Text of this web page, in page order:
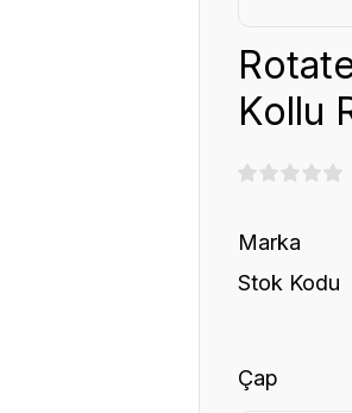
Kollu
Marka
Stok Kodu
Çap